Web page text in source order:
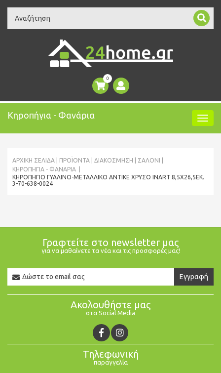
Search
0
Κηροπήγια - Φανάρια
ΑΡΧΙΚΉ ΣΕΛΊΔΑ ΠΡΟΪΌΝΤΑ ΔΙΑΚΟΣΜΗΣΗ
ΣΑΛΌΝΙ
ΚΗΡΟΠΉΓΙΑ - ΦΑΝΆΡΙΑ
ΚΗΡΟΠΉΓΙΟ ΓΥΆΛΙΝΟ-ΜΕΤΑΛΛΙΚΌ ΑΝΤΙΚΈ ΧΡΥΣΌ INART 8,5X26,5ΕΚ.
3-70-638-0024
Γραφτείτε στο newsletter μας
για να μαθαίνετε τα νέα και τις προσφορές μας!
Newsletter
Email
Εγγραφή
Ακολουθήστε μας
στα Social Media
Τηλεφωνική
παραγγελία